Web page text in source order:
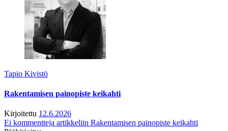
Tapio Kivistö
Rakentamisen painopiste keikahti
Kirjoitettu 12.6.2026
Ei kommentteja artikkeliin Rakentamisen painopiste keikahti